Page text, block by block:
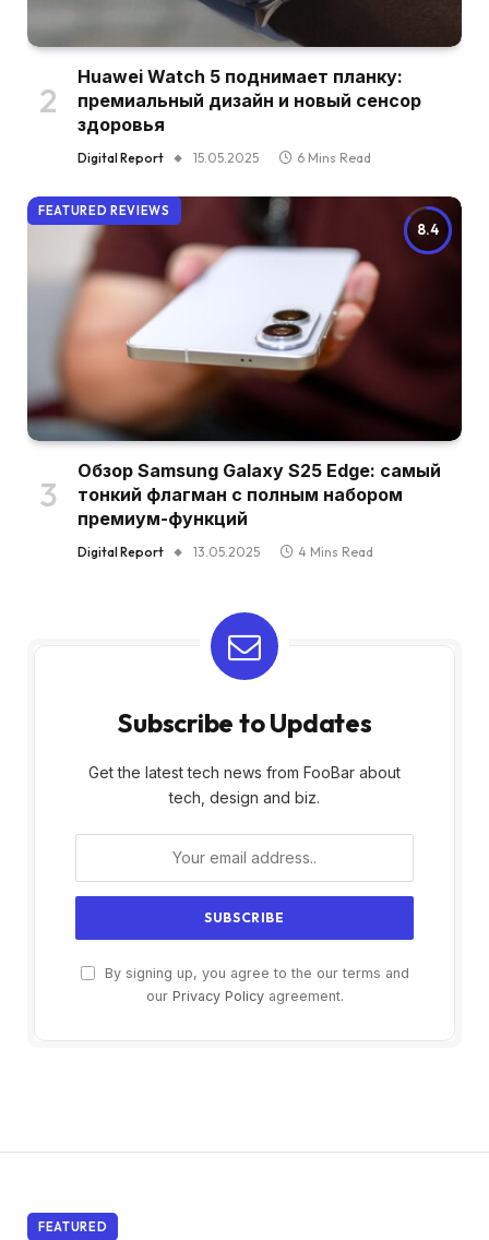
Huawei Watch 5 поднимает планку:
премиальный дизайн и новый сенсор
здоровья
Digital Report 15.05.2025 6 Mins Read
8.4
FEATURED REVIEWS
Обзор Samsung Galaxy S25 Edge: самый
тонкий флагман с полным набором
премиум-функций
Digital Report 13.05.2025 4 Mins Read
Subscribe to Updates
Get the latest tech news from FooBar about
tech, design and biz.
By signing up, you agree to the our terms and
our Privacy Policyagreement.
FEATURED